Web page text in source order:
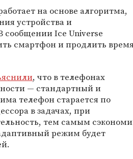
на основе алгоритма,
устройства и
сообщении Ice Universe
смартфон и продлить
, что в телефонах
— стандартный и
телефон старается по
в задачах, при
тем самым
режим будет